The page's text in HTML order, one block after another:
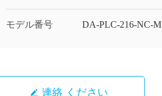
モデル番号 DA-PLC-216-NC-M
連絡 ください